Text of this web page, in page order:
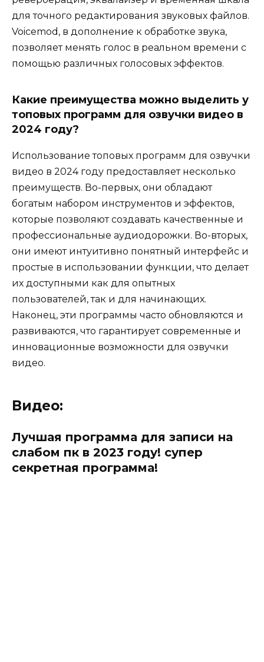
для точного редактирования звуковых файлов.
Voicemod, в дополнение к обработке звука,
позволяет менять голос в реальном времени с
помощью различных голосовых эффектов.
Какие преимущества можно выделить у
топовых программ для озвучки видео в
2024 году?
Использование топовых программ для озвучки
видео в 2024 году предоставляет несколько
преимуществ. Во-первых, они обладают
богатым набором инструментов и эффектов,
которые позволяют создавать качественные и
профессиональные аудиодорожки. Во-вторых,
они имеют интуитивно понятный интерфейс и
простые в использовании функции, что делает
их доступными как для опытных
пользователей, так и для начинающих.
Наконец, эти программы часто обновляются и
развиваются, что гарантирует современные и
инновационные возможности для озвучки
видео.
Видео:
Лучшая программа для записи на
слабом пк в 2023 году! супер
секретная программа!